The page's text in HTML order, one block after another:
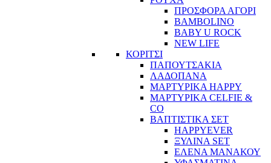
ΠΡΟΣΦΟΡΑ ΑΓΟΡΙ
BAMBOLINO
BABY U ROCK
NEW LIFE
ΚΟΡΙΤΣΙ
ΠΑΠΟΥΤΣΑΚΙΑ
ΛΑΔΟΠΑΝΑ
ΜΑΡΤΥΡΙΚΑ HAPPY
ΜΑΡΤΥΡΙΚΑ CELFIE &
CO
ΒΑΠΤΙΣΤΙΚΑ ΣΕΤ
HAPPYEVER
ΞΥΛΙΝΑ SET
ΕΛΕΝΑ ΜΑΝΑΚΟΥ